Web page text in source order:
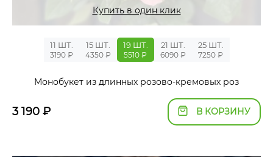
Купить в один клик
11 ШТ.
3190 ₽
15 ШТ.
4350 ₽
19 ШТ.
5510 ₽
21 ШТ.
6090 ₽
25 ШТ.
7250 ₽
Монобукет из длинных розово-кремовых роз
3 190 ₽ В КОРЗИНУ